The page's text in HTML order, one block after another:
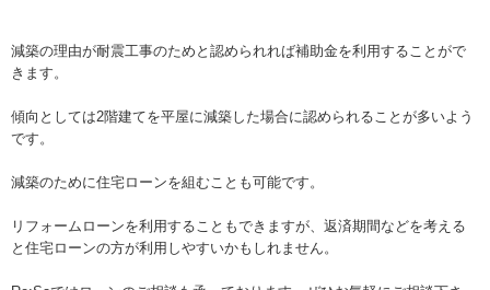
減築の理由が耐震工事のためと認められれば補助金を利用することがで
きます。
傾向としては2階建てを平屋に減築した場合に認められることが多いよう
です。
減築のために住宅ローンを組むことも可能です。
リフォームローンを利用することもできますが、返済期間などを考える
と住宅ローンの方が利用しやすいかもしれません。